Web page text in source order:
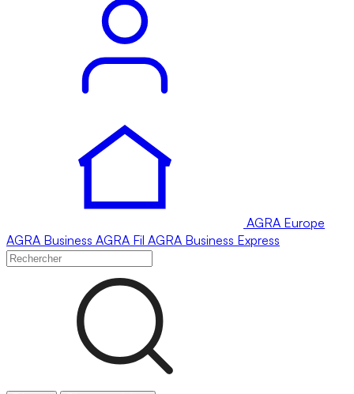
AGRA Europe
AGRA Business AGRA Fil AGRA Business Express